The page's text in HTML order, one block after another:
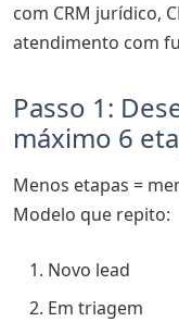
com CRM jurídico,
atendimento com
Passo 1:
máximo 6
Menos etapas =
Modelo que repito:
Novo lead
Em triagem